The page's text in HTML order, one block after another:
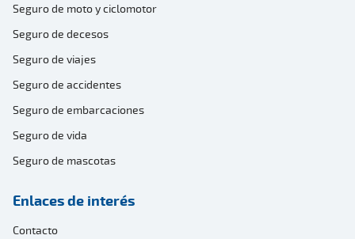
Seguro de moto y ciclomotor
Seguro de decesos
Seguro de viajes
Seguro de accidentes
Seguro de embarcaciones
Seguro de vida
Seguro de mascotas
Enlaces de interés
Contacto